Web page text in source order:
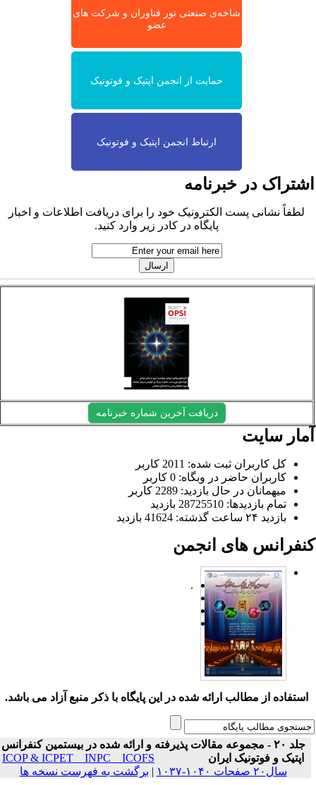
شاخه‌ی صنعتی نور فناوران و شرکت های
عضو
حمایت از انجمن اپتیک و فوتونیک
ارتباط انجمن اپتیک و فوتونیک
در خبرنامه
لطفاً نشانی پست الکترونیک خود را برای دریافت اطلاعات و اخبار
پایگاه در کادر زیر وارد کنید.
دریافت آخرین شماره خبرنامه
سایت
کل کاربران ثبت شده: 2011 کاربر
کاربران حاضر در وبگاه: 0 کاربر
میهمانان در حال بازدید: 2289 کاربر
تمام بازدید‌ها: 28725510 بازدید
بازدید ۲۴ ساعت گذشته: 41624 بازدید
های انجمن
.
استفاده از مطالب ارائه شده در این پایگاه با ذکر منبع آزاد می باشد.
جلد ۲۰ - مجموعه مقالات پذیرفته و ارائه شده در بیستمین کنفرانس
اپتیک و فوتونیک ایران
ICOP & ICPET _ INPC _ ICOFS
سال۲۰ صفحات ۱۰۴۰-۱۰۳۷
| برگشت به فهرست نسخه ها